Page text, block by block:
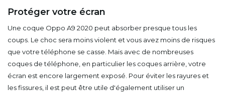
Protéger votre écran
Une coque Oppo A9 2020 peut absorber presque tous les
coups. Le choc sera moins violent et vous avez moins de risques
que votre téléphone se casse. Mais avec de nombreuses
coques de téléphone, en particulier les coques arrière, votre
écran est encore largement exposé. Pour éviter les rayures et
les fissures, il est peut être utile d'également utiliser un